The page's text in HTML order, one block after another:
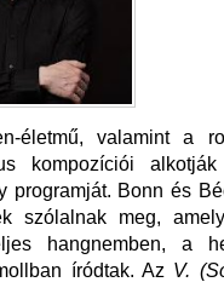
életmű, valamint a
kompozíciói
programját. Bonn és
szólalnak meg,
hangnemben, a
íródtak. Az V.